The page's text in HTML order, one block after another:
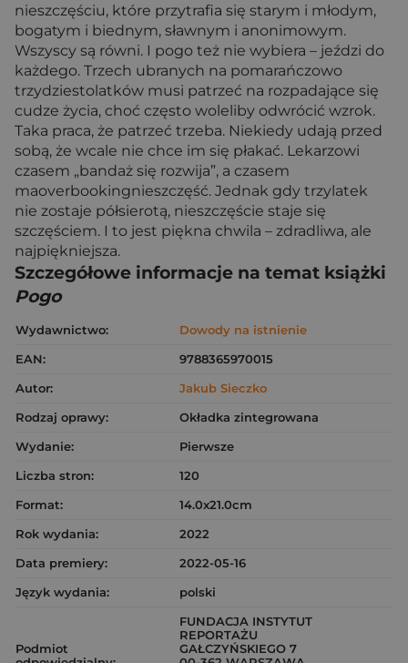
nieszczęściu, które przytrafia się starym i młodym,
bogatym i biednym, sławnym i anonimowym.
Wszyscy są równi. I pogo też nie wybiera – jeździ do
każdego. Trzech ubranych na pomarańczowo
trzydziestolatków musi patrzeć na rozpadające się
cudze życia, choć często woleliby odwrócić wzrok.
Taka praca, że patrzeć trzeba. Niekiedy udają przed
sobą, że wcale nie chce im się płakać. Lekarzowi
czasem „bandaż się rozwija”, a czasem
maoverbookingnieszczęść. Jednak gdy trzylatek
nie zostaje półsierotą, nieszczęście staje się
szczęściem. I to jest piękna chwila – zdradliwa, ale
najpiękniejsza.
Szczegółowe informacje na temat książki
Pogo
Wydawnictwo:
Dowody na istnienie
EAN:
9788365970015
Autor:
Jakub Sieczko
Rodzaj oprawy:
Okładka zintegrowana
Wydanie:
Pierwsze
Liczba stron:
120
Format:
14.0x21.0cm
Rok wydania:
2022
Data premiery:
2022-05-16
Język wydania:
polski
Podmiot
FUNDACJA INSTYTUT
REPORTAŻU
GAŁCZYŃSKIEGO 7